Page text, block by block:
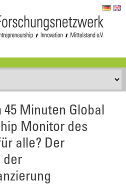
Skip to content
45 Minuten Global
Monitor des
alle? Der
der